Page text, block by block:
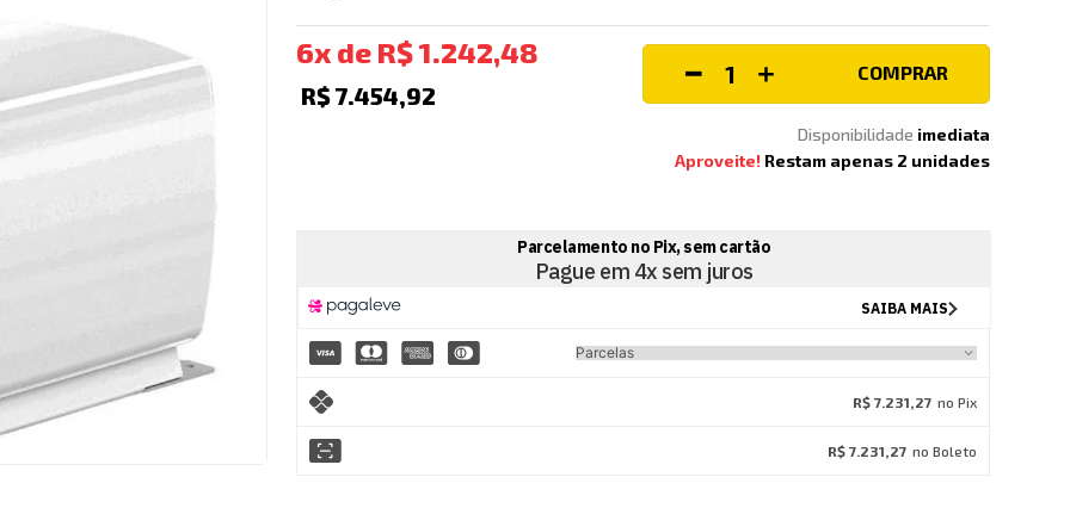
6 R$1.242,48
R$7.454,92
COMPRAR
Disponibilidade imediata
Aproveite!Restam apenas 2 unidades
R$ 7.231,27 no Pix
R$ 7.231,27 no Boleto